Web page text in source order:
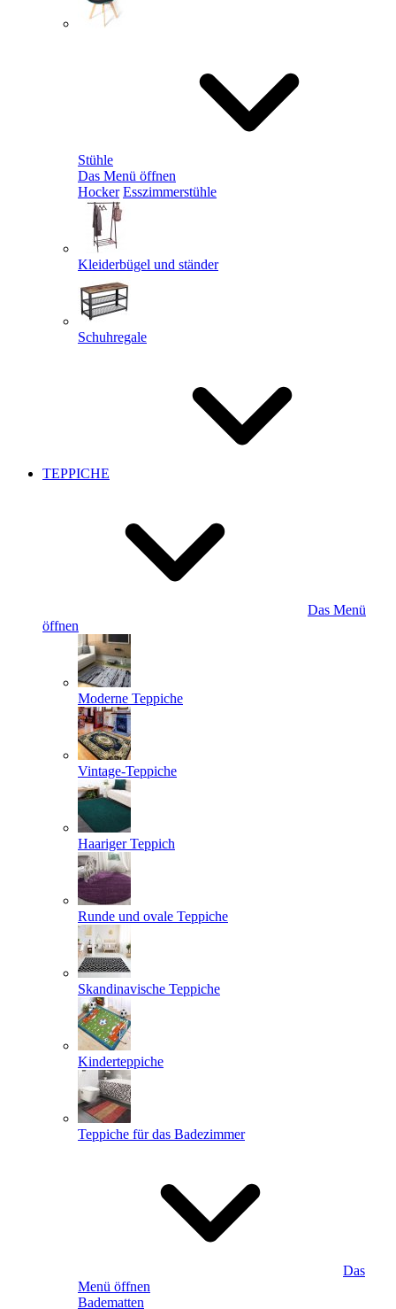
Stühle
Das Menü öffnen
Hocker Esszimmerstühle
Kleiderbügel und ständer
Schuhregale
TEPPICHE
Das Menü
öffnen
Moderne Teppiche
Vintage-Teppiche
Haariger Teppich
Runde und ovale Teppiche
Skandinavische Teppiche
Kinderteppiche
Teppiche für das Badezimmer
Das
Menü öffnen
Badematten